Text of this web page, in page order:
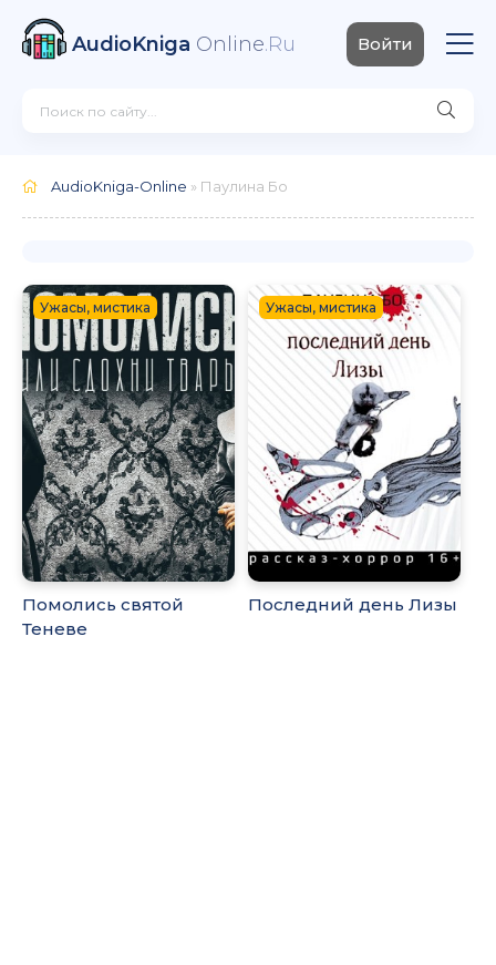
AudioKniga Online.Ru Войти
AudioKniga-Online » Паулина Бо
Ужасы, мистика
Помолись святой
Теневе
Ужасы, мистика
Последний день Лизы